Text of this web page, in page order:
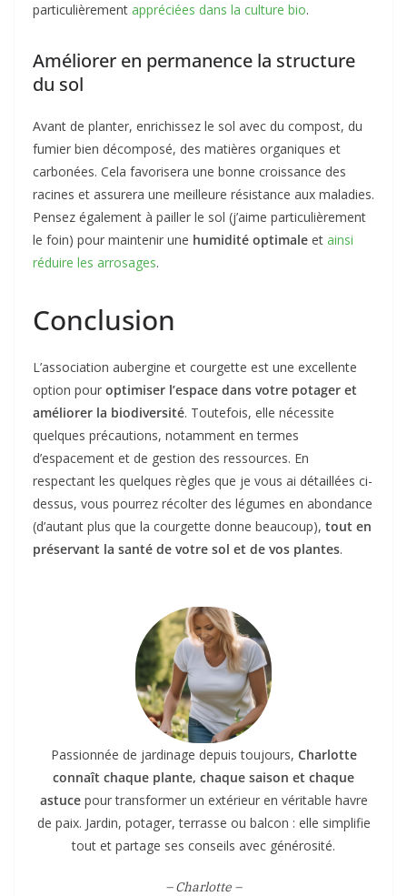
particulièrement appréciées dans la culture bio.
Améliorer en permanence la structure
du sol
Avant de planter, enrichissez le sol avec du compost, du
fumier bien décomposé, des matières organiques et
carbonées. Cela favorisera une bonne croissance des
racines et assurera une meilleure résistance aux maladies.
Pensez également à pailler le sol (j’aime particulièrement
le foin) pour maintenir une humidité optimale et ainsi
réduire les arrosages.
Conclusion
L’association aubergine et courgette est une excellente
option pour optimiser l’espace dans votre potager et
améliorer la biodiversité. Toutefois, elle nécessite
quelques précautions, notamment en termes
d’espacement et de gestion des ressources. En
respectant les quelques règles que je vous ai détaillées ci-
dessus, vous pourrez récolter des légumes en abondance
(d’autant plus que la courgette donne beaucoup), tout en
préservant la santé de votre sol et de vos plantes.
Passionnée de jardinage depuis toujours, Charlotte
connaît chaque plante, chaque saison et chaque
astucepour transformer un extérieur en véritable havre
de paix. Jardin, potager, terrasse ou balcon : elle simplifie
tout et partage ses conseils avec générosité.
– Charlotte –